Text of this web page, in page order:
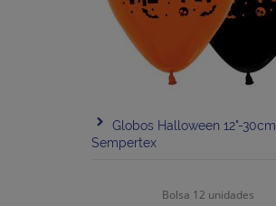
Globos Halloween 12"-30cm
Sempertex
Bolsa 12 unidades